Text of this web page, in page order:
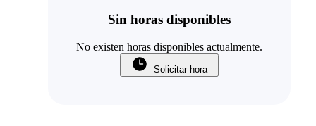
Sin horas disponibles
No existen horas disponibles actualmente.
Solicitar hora